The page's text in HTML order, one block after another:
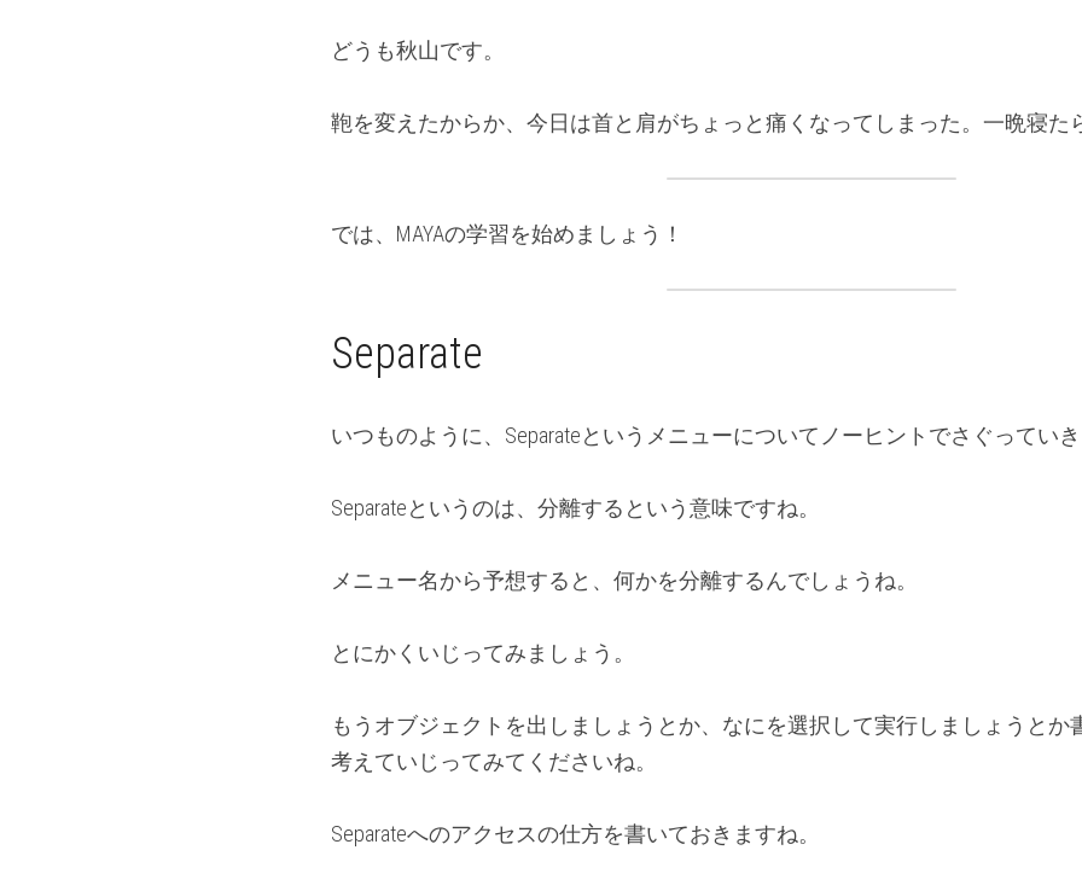
どうも秋山です。
鞄を変えたからか、今日は首と肩がちょっと痛くなってしまった。一晩寝た
では、MAYAの学習を始めましょう！
Separate
いつものように、Separateというメニューについてノーヒントでさぐってい
Separateというのは、分離するという意味ですね。
メニュー名から予想すると、何かを分離するんでしょうね。
とにかくいじってみましょう。
もうオブジェクトを出しましょうとか、なにを選択して実行しましょうとか
考えていじってみてくださいね。
Separateへのアクセスの仕方を書いておきますね。